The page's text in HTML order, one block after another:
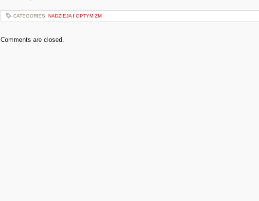
CATEGORIES: NADZIEJA I OPTYMIZM
Comments are closed.